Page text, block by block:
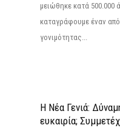
μειώθηκε κατά
καταγράφουμε έναν
γονιμότητας...
Η Νέα Γενιά:
ευκαιρία;